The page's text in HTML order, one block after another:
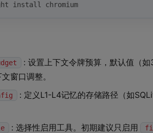
install chromium
: 设置上下文令牌预算，默认值（
窗口调整。
: 定义L1-L4记忆的存储路径（如
: 选择性启用工具。初期建议只启用